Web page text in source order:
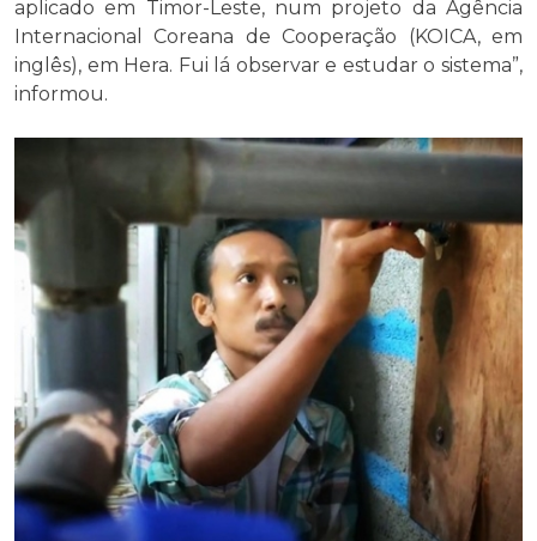
aplicado em Timor-Leste, num projeto da Agência
Internacional Coreana de Cooperação (KOICA, em
inglês), em Hera. Fui lá observar e estudar o sistema”,
informou.